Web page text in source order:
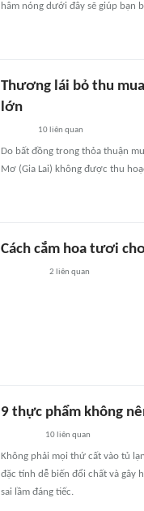
hâm nóng dưới đây sẽ giúp bạn
Thương lái bỏ thu
lớn
10liên quan
Do bất đồng trong thỏa thuận
Mơ (Gia Lai) không được thu
Cách cắm hoa tươi
2 liên quan
9 thực phẩm không
10liên quan
Không phải mọi thứ cất vào tủ
đặc tính dễ biến đổi chất và gây
sai lầm đáng tiếc.